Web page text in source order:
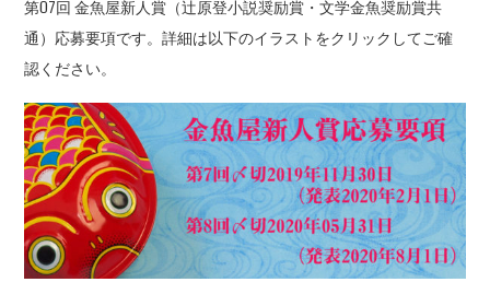
第07回 金魚屋新人賞（辻原登小説奨励賞・文学金魚奨励賞共
通）応募要項です。詳細は以下のイラストをクリックしてご確
認ください。